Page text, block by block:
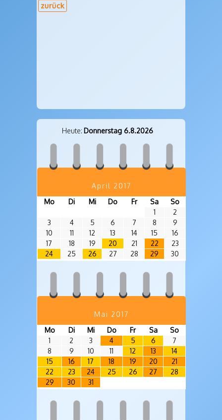
zurück
Heute: Donnerstag 6.8.2026
April 2017
Mo
Di Mi Do Fr Sa
So
1
2
3
4 5 6 7 8
9
10
11 12 13 14 15
16
17
18 19 20 21 22
23
24
25 26 27 28 29 30
Mai 2017
Mo
Di Mi Do Fr Sa
So
1
2 3 4 5 6
7
8
9 10 11 12 13
14
15
16 17 18 19 20
21
22
23 24 25 26 27
28
29
30 31